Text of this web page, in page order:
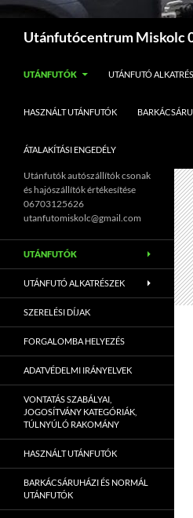
Utánfutócentrum Miskolc
UTÁNFUTÓK UTÁNFUTÓ
HASZNÁLT UTÁNFUTÓK
ÁTALAKÍTÁSI ENGEDÉLY
Utánfutók autószállítók csonak
és hajószállítók értékesítése
06703125626
utanfutomiskolc@gmail.com
UTÁNFUTÓK
UTÁNFUTÓ ALKATRÉSZEK
SZERELÉSI DÍJAK
FORGALOMBA HELYEZÉS
ADATVÉDELMI IRÁNYELVEK
VONTATÁS SZABÁLYAI,
JOGOSÍTVÁNY KATEGÓRIÁK,
TÚLNYÚLÓ RAKOMÁNY
HASZNÁLT UTÁNFUTÓK
BARKÁCSÁRUHÁZI ÉS NORMÁL
UTÁNFUTÓK